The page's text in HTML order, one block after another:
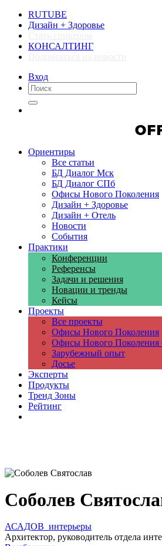
RUTUBE
Дизайн + Здоровье
КОНСАЛТИНГ
Вход
Ориентиры
Все статьи
БД Диалог Мск
БД Диалог СПб
Офисы Нового Поколения
Дизайн + Здоровье
Дизайн + Отель
Новости
События
Практики
Конференции
Референсы
Задачи и решения
Новации и тренды
Кейсы
Проекты
Все проекты
Офисы Нового Поколения
Офисы Нового
Зарубежный опыт
Досье
Эксперты
Продукты
Тренд Зоны
Рейтинг
Соболев
АСАДОВ_интерьеры
Архитектор, руководитель отдела